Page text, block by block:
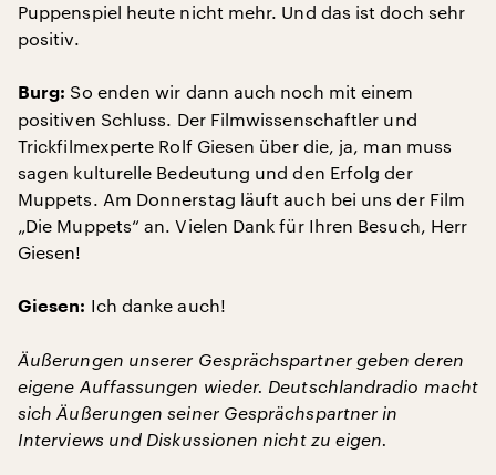
Puppenspiel heute nicht mehr. Und das ist doch sehr
positiv.
Burg: So enden wir dann auch noch mit einem
positiven Schluss. Der Filmwissenschaftler und
Trickfilmexperte Rolf Giesen über die, ja, man muss
sagen kulturelle Bedeutung und den Erfolg der
Muppets. Am Donnerstag läuft auch bei uns der Film
„Die Muppets“ an. Vielen Dank für Ihren Besuch, Herr
Giesen!
Giesen: Ich danke auch!
Äußerungen unserer Gesprächspartner geben deren
eigene Auffassungen wieder. Deutschlandradio macht
sich Äußerungen seiner Gesprächspartner in
Interviews und Diskussionen nicht zu eigen.